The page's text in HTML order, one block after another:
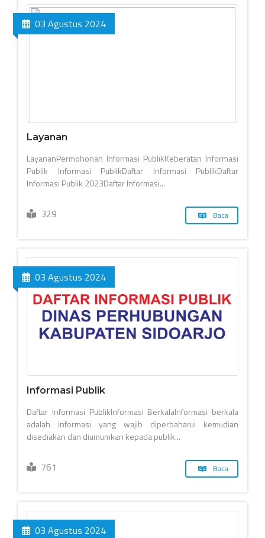
03 Agustus 2024
Layanan
LayananPermohonan Informasi PublikKeberatan Informasi
Publik Informasi PublikDaftar Informasi PublikDaftar
Informasi Publik 2023Daftar Informasi...
329 Baca
03 Agustus 2024
Informasi Publik
Daftar Informasi PublikInformasi BerkalaInformasi berkala
adalah informasi yang wajib diperbaharui kemudian
disediakan dan diumumkan kepada publik...
761 Baca
03 Agustus 2024